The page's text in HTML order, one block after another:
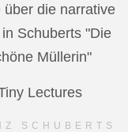
über die narrative
Schuberts "Die
Müllerin"
Lectures
SCHUBERTS